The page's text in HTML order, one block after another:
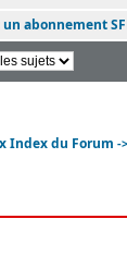
abonnement
Index du Forum -